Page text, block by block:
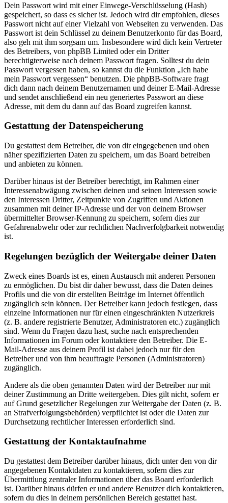
Dein Passwort wird mit einer Einwege-Verschlüsselung (Hash)
gespeichert, so dass es sicher ist. Jedoch wird dir empfohlen, dieses
Passwort nicht auf einer Vielzahl von Webseiten zu verwenden. Das
Passwort ist dein Schlüssel zu deinem Benutzerkonto für das Board,
also geh mit ihm sorgsam um. Insbesondere wird dich kein Vertreter
des Betreibers, von phpBB Limited oder ein Dritter
berechtigterweise nach deinem Passwort fragen. Solltest du dein
Passwort vergessen haben, so kannst du die Funktion „Ich habe
mein Passwort vergessen“ benutzen. Die phpBB-Software fragt
dich dann nach deinem Benutzernamen und deiner E-Mail-Adresse
und sendet anschließend ein neu generiertes Passwort an diese
Adresse, mit dem du dann auf das Board zugreifen kannst.
Gestattung der Datenspeicherung
Du gestattest dem Betreiber, die von dir eingegebenen und oben
näher spezifizierten Daten zu speichern, um das Board betreiben
und anbieten zu können.
Darüber hinaus ist der Betreiber berechtigt, im Rahmen einer
Interessenabwägung zwischen deinen und seinen Interessen sowie
den Interessen Dritter, Zeitpunkte von Zugriffen und Aktionen
zusammen mit deiner IP-Adresse und der von deinem Browser
übermittelter Browser-Kennung zu speichern, sofern dies zur
Gefahrenabwehr oder zur rechtlichen Nachverfolgbarkeit notwendig
ist.
Regelungen bezüglich der Weitergabe deiner Daten
Zweck eines Boards ist es, einen Austausch mit anderen Personen
zu ermöglichen. Du bist dir daher bewusst, dass die Daten deines
Profils und die von dir erstellten Beiträge im Internet öffentlich
zugänglich sein können. Der Betreiber kann jedoch festlegen, dass
einzelne Informationen nur für einen eingeschränkten Nutzerkreis
(z. B. andere registrierte Benutzer, Administratoren etc.) zugänglich
sind. Wenn du Fragen dazu hast, suche nach entsprechenden
Informationen im Forum oder kontaktiere den Betreiber. Die E-
Mail-Adresse aus deinem Profil ist dabei jedoch nur für den
Betreiber und von ihm beauftragte Personen (Administratoren)
zugänglich.
Andere als die oben genannten Daten wird der Betreiber nur mit
deiner Zustimmung an Dritte weitergeben. Dies gilt nicht, sofern er
auf Grund gesetzlicher Regelungen zur Weitergabe der Daten (z. B.
an Strafverfolgungsbehörden) verpflichtet ist oder die Daten zur
Durchsetzung rechtlicher Interessen erforderlich sind.
Gestattung der Kontaktaufnahme
Du gestattest dem Betreiber darüber hinaus, dich unter den von dir
angegebenen Kontaktdaten zu kontaktieren, sofern dies zur
Übermittlung zentraler Informationen über das Board erforderlich
ist. Darüber hinaus dürfen er und andere Benutzer dich kontaktieren,
sofern du dies in deinem persönlichen Bereich gestattet hast.